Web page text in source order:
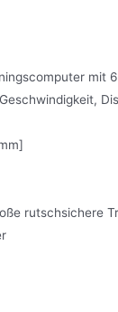
mit
rutschsichere